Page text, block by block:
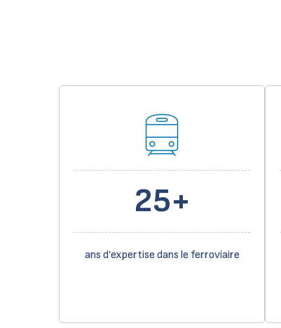
25+
ans d’expertise dans le ferroviaire